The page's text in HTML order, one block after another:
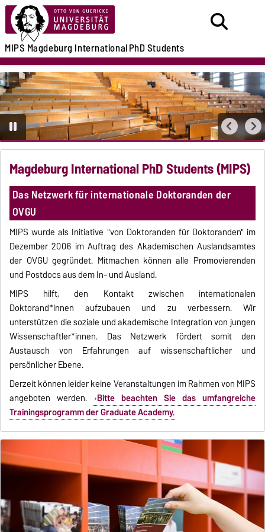
MIPS Magdeburg InternationalPhD Students
Magdeburg International PhD Students (MIPS)
Das Netzwerk für internationale Doktoranden der
OVGU
MIPS wurde als Initiative "von Doktoranden für Doktoranden" im
Dezember 2006 im Auftrag des Akademischen Auslandsamtes
der OVGU gegründet. Mitmachen können alle Promovierenden
und Postdocs aus dem In- und Ausland.
MIPS hilft, den Kontakt zwischen internationalen
Doktorand*innen aufzubauen und zu verbessern. Wir
unterstützen die soziale und akademische Integration von jungen
Wissenschaftler*innen. Das Netzwerk fördert somit den
Austausch von Erfahrungen auf wissenschaftlicher und
persönlicher Ebene.
Derzeit können leider keine Veranstaltungen im Rahmen von MIPS
angeboten werden.
Bitte beachten Sie das umfangreiche
Trainingsprogramm der Graduate Academy.